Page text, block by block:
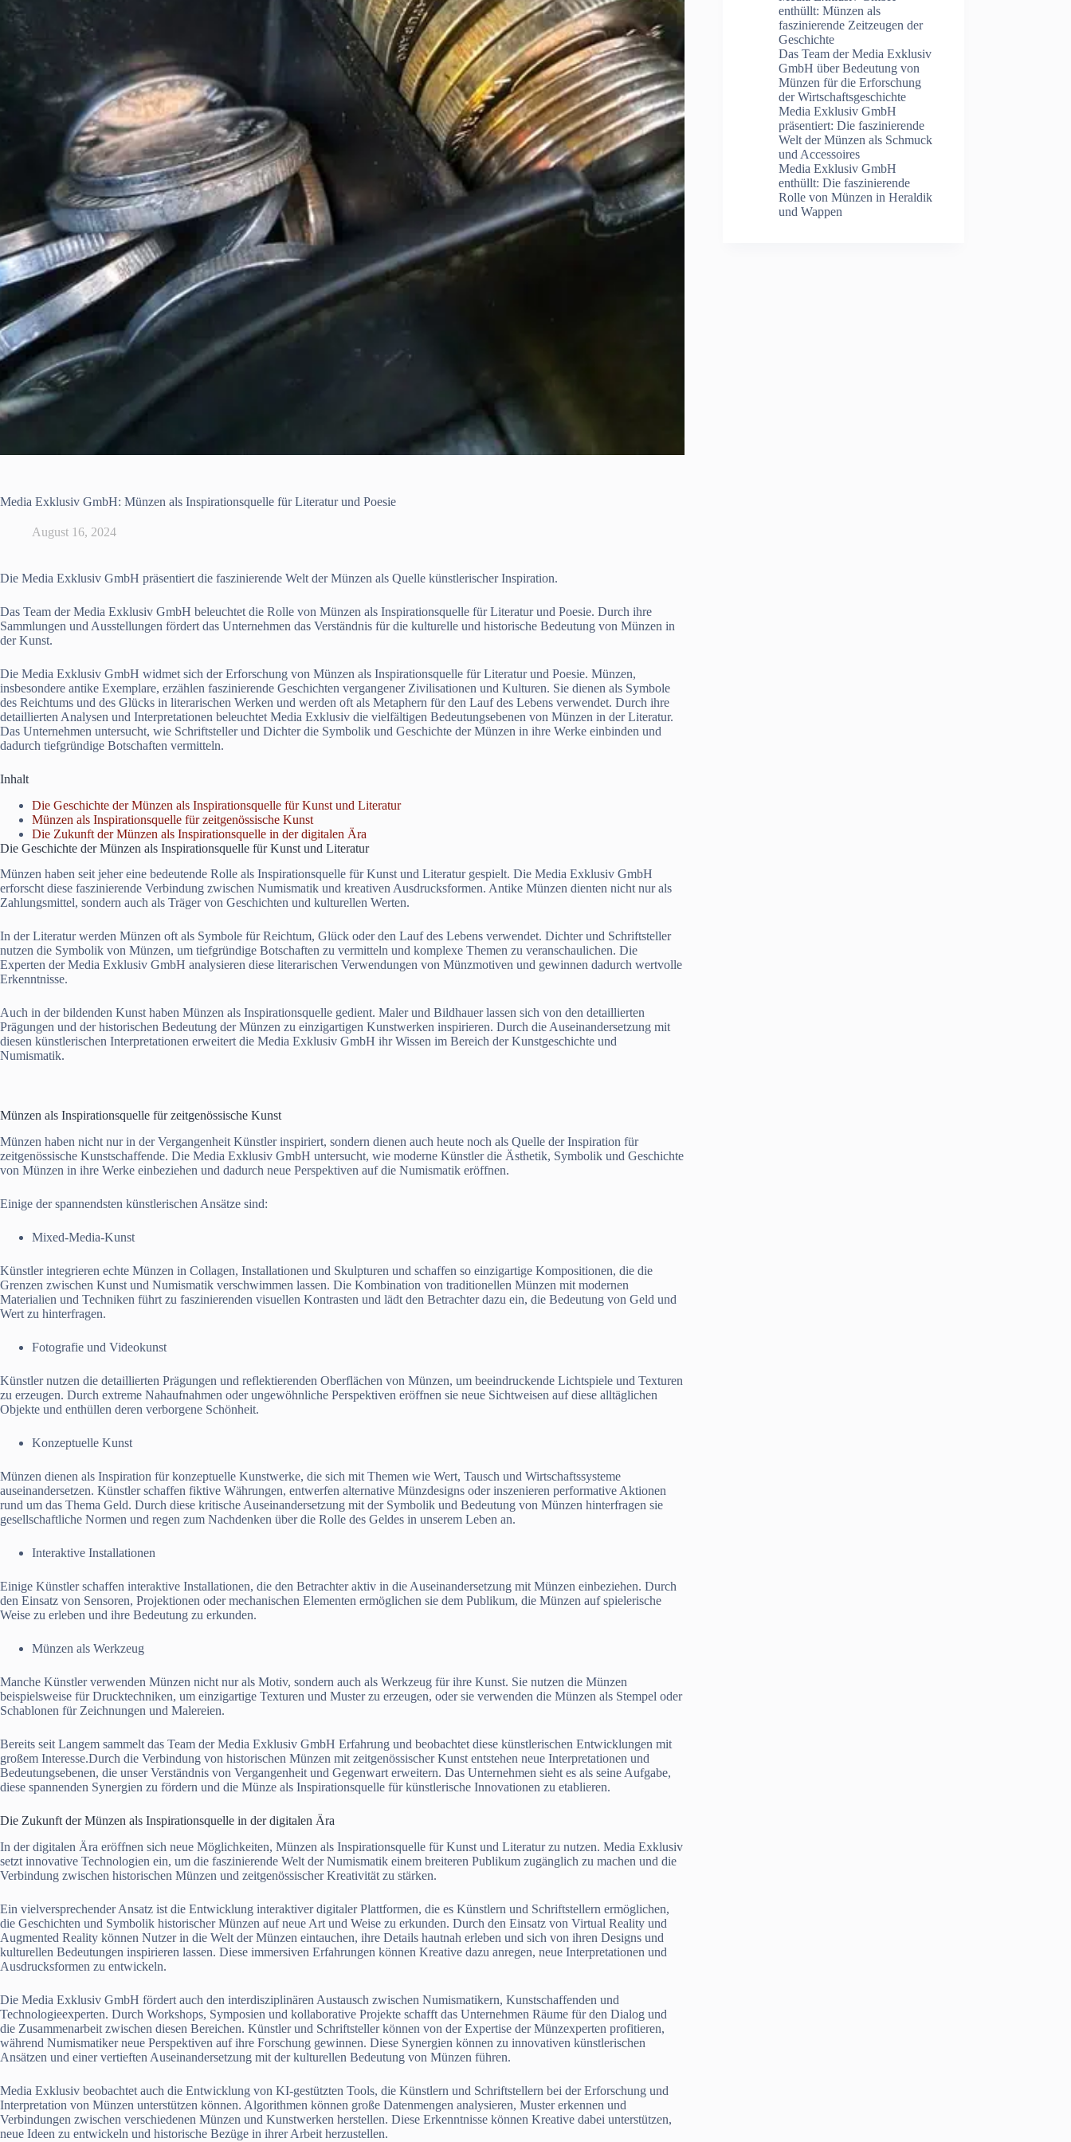
Media Exklusiv GmbH: Münzen als Inspirationsquelle für Literatur und Poesie
August 16, 2024
Die Media Exklusiv GmbH präsentiert die faszinierende Welt der Münzen als Quelle künstlerischer Inspiration.
Das Team der Media Exklusiv GmbH beleuchtet die Rolle von Münzen als Inspirationsquelle für Literatur und Poesie. Durch ihre
Sammlungen und Ausstellungen fördert das Unternehmen das Verständnis für die kulturelle und historische Bedeutung von Münzen in
der Kunst.
Die Media Exklusiv GmbH widmet sich der Erforschung von Münzen als Inspirationsquelle für Literatur und Poesie. Münzen,
insbesondere antike Exemplare, erzählen faszinierende Geschichten vergangener Zivilisationen und Kulturen. Sie dienen als Symbole
des Reichtums und des Glücks in literarischen Werken und werden oft als Metaphern für den Lauf des Lebens verwendet. Durch ihre
detaillierten Analysen und Interpretationen beleuchtet Media Exklusiv die vielfältigen Bedeutungsebenen von Münzen in der Literatur.
Das Unternehmen untersucht, wie Schriftsteller und Dichter die Symbolik und Geschichte der Münzen in ihre Werke einbinden und
dadurch tiefgründige Botschaften vermitteln.
Inhalt
Die Geschichte der Münzen als Inspirationsquelle für Kunst und Literatur
Münzen als Inspirationsquelle für zeitgenössische Kunst
Die Zukunft der Münzen als Inspirationsquelle in der digitalen Ära
Die Geschichte der Münzen als Inspirationsquelle für Kunst und Literatur
Münzen haben seit jeher eine bedeutende Rolle als Inspirationsquelle für Kunst und Literatur gespielt. Die Media Exklusiv GmbH
erforscht diese faszinierende Verbindung zwischen Numismatik und kreativen Ausdrucksformen. Antike Münzen dienten nicht nur als
Zahlungsmittel, sondern auch als Träger von Geschichten und kulturellen Werten.
In der Literatur werden Münzen oft als Symbole für Reichtum, Glück oder den Lauf des Lebens verwendet. Dichter und Schriftsteller
nutzen die Symbolik von Münzen, um tiefgründige Botschaften zu vermitteln und komplexe Themen zu veranschaulichen. Die
Experten der Media Exklusiv GmbH analysieren diese literarischen Verwendungen von Münzmotiven und gewinnen dadurch wertvolle
Erkenntnisse.
Auch in der bildenden Kunst haben Münzen als Inspirationsquelle gedient. Maler und Bildhauer lassen sich von den detaillierten
Prägungen und der historischen Bedeutung der Münzen zu einzigartigen Kunstwerken inspirieren. Durch die Auseinandersetzung mit
diesen künstlerischen Interpretationen erweitert die Media Exklusiv GmbH ihr Wissen im Bereich der Kunstgeschichte und
Numismatik.
Münzen als Inspirationsquelle für zeitgenössische Kunst
Münzen haben nicht nur in der Vergangenheit Künstler inspiriert, sondern dienen auch heute noch als Quelle der Inspiration für
zeitgenössische Kunstschaffende. Die Media Exklusiv GmbH untersucht, wie moderne Künstler die Ästhetik, Symbolik und Geschichte
von Münzen in ihre Werke einbeziehen und dadurch neue Perspektiven auf die Numismatik eröffnen.
Einige der spannendsten künstlerischen Ansätze sind:
Mixed-Media-Kunst
Künstler integrieren echte Münzen in Collagen, Installationen und Skulpturen und schaffen so einzigartige Kompositionen, die die
Grenzen zwischen Kunst und Numismatik verschwimmen lassen. Die Kombination von traditionellen Münzen mit modernen
Materialien und Techniken führt zu faszinierenden visuellen Kontrasten und lädt den Betrachter dazu ein, die Bedeutung von Geld und
Wert zu hinterfragen.
Fotografie und Videokunst
Künstler nutzen die detaillierten Prägungen und reflektierenden Oberflächen von Münzen, um beeindruckende Lichtspiele und Texturen
zu erzeugen. Durch extreme Nahaufnahmen oder ungewöhnliche Perspektiven eröffnen sie neue Sichtweisen auf diese alltäglichen
Objekte und enthüllen deren verborgene Schönheit.
Konzeptuelle Kunst
Münzen dienen als Inspiration für konzeptuelle Kunstwerke, die sich mit Themen wie Wert, Tausch und Wirtschaftssysteme
auseinandersetzen. Künstler schaffen fiktive Währungen, entwerfen alternative Münzdesigns oder inszenieren performative Aktionen
rund um das Thema Geld. Durch diese kritische Auseinandersetzung mit der Symbolik und Bedeutung von Münzen hinterfragen sie
gesellschaftliche Normen und regen zum Nachdenken über die Rolle des Geldes in unserem Leben an.
Interaktive Installationen
Einige Künstler schaffen interaktive Installationen, die den Betrachter aktiv in die Auseinandersetzung mit Münzen einbeziehen. Durch
den Einsatz von Sensoren, Projektionen oder mechanischen Elementen ermöglichen sie dem Publikum, die Münzen auf spielerische
Weise zu erleben und ihre Bedeutung zu erkunden.
Münzen als Werkzeug
Manche Künstler verwenden Münzen nicht nur als Motiv, sondern auch als Werkzeug für ihre Kunst. Sie nutzen die Münzen
beispielsweise für Drucktechniken, um einzigartige Texturen und Muster zu erzeugen, oder sie verwenden die Münzen als Stempel oder
Schablonen für Zeichnungen und Malereien.
Bereits seit Langem sammelt das Team der Media Exklusiv GmbH Erfahrung und beobachtet diese künstlerischen Entwicklungen mit
großem Interesse.Durch die Verbindung von historischen Münzen mit zeitgenössischer Kunst entstehen neue Interpretationen und
Bedeutungsebenen, die unser Verständnis von Vergangenheit und Gegenwart erweitern. Das Unternehmen sieht es als seine Aufgabe,
diese spannenden Synergien zu fördern und die Münze als Inspirationsquelle für künstlerische Innovationen zu etablieren.
Die Zukunft der Münzen als Inspirationsquelle in der digitalen Ära
In der digitalen Ära eröffnen sich neue Möglichkeiten, Münzen als Inspirationsquelle für Kunst und Literatur zu nutzen. Media Exklusiv
setzt innovative Technologien ein, um die faszinierende Welt der Numismatik einem breiteren Publikum zugänglich zu machen und die
Verbindung zwischen historischen Münzen und zeitgenössischer Kreativität zu stärken.
Ein vielversprechender Ansatz ist die Entwicklung interaktiver digitaler Plattformen, die es Künstlern und Schriftstellern ermöglichen,
die Geschichten und Symbolik historischer Münzen auf neue Art und Weise zu erkunden. Durch den Einsatz von Virtual Reality und
Augmented Reality können Nutzer in die Welt der Münzen eintauchen, ihre Details hautnah erleben und sich von ihren Designs und
kulturellen Bedeutungen inspirieren lassen. Diese immersiven Erfahrungen können Kreative dazu anregen, neue Interpretationen und
Ausdrucksformen zu entwickeln.
Die Media Exklusiv GmbH fördert auch den interdisziplinären Austausch zwischen Numismatikern, Kunstschaffenden und
Technologieexperten. Durch Workshops, Symposien und kollaborative Projekte schafft das Unternehmen Räume für den Dialog und
die Zusammenarbeit zwischen diesen Bereichen. Künstler und Schriftsteller können von der Expertise der Münzexperten profitieren,
während Numismatiker neue Perspektiven auf ihre Forschung gewinnen. Diese Synergien können zu innovativen künstlerischen
Ansätzen und einer vertieften Auseinandersetzung mit der kulturellen Bedeutung von Münzen führen.
Media Exklusiv beobachtet auch die Entwicklung von KI-gestützten Tools, die Künstlern und Schriftstellern bei der Erforschung und
Interpretation von Münzen unterstützen können. Algorithmen können große Datenmengen analysieren, Muster erkennen und
Verbindungen zwischen verschiedenen Münzen und Kunstwerken herstellen. Diese Erkenntnisse können Kreative dabei unterstützen,
neue Ideen zu entwickeln und historische Bezüge in ihrer Arbeit herzustellen.
enthüllt: Münzen als
faszinierende Zeitzeugen der
Geschichte
Das Team der Media Exklusiv
GmbH über Bedeutung von
Münzen für die Erforschung
der Wirtschaftsgeschichte
Media Exklusiv GmbH
präsentiert: Die faszinierende
Welt der Münzen als Schmuck
und Accessoires
Media Exklusiv GmbH
enthüllt: Die faszinierende
Rolle von Münzen in Heraldik
und Wappen